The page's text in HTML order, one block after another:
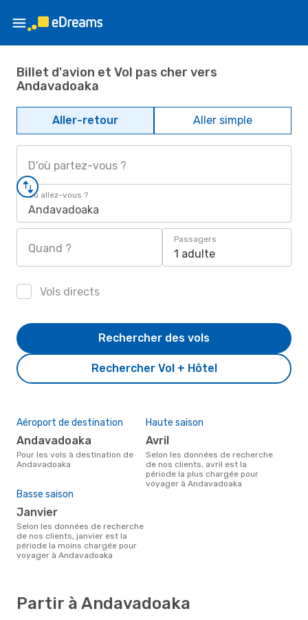
Billet d'avion et Vol pas cher vers
Andavadoaka
Aller-retour Aller simple
D'où partez-vous ?
Où allez-vous ?
Andavadoaka
Quand ?
Passagers
1 adulte
Vols directs
Rechercher Vol + Hôtel
Rechercher des vols
Aéroport de destination
Andavadoaka
Pour les vols à destination de
Andavadoaka
Haute saison
avril
Selon les données de recherche
de nos clients, avril est la
période la plus chargée pour
voyager à Andavadoaka
Basse saison
janvier
Selon les données de recherche
de nos clients, janvier est la
période la moins chargée pour
voyager à Andavadoaka
Partir à Andavadoaka